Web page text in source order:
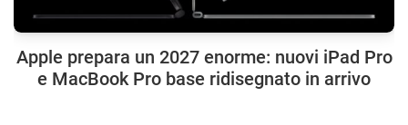
Apple prepara un 2027 enorme: nuovi iPad Pro
e MacBook Pro base ridisegnato in arrivo